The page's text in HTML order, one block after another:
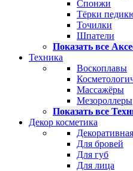
Спонжи
Тёрки
Точилки
Шпатели
Показать все
Техника
Воскоплавы
Массажёры
Мезороллеры
Показать все
Декор косметика
Для бровей
Для губ
Для лица